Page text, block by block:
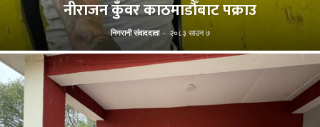
नीराजन कुँवर काठमाडौँबाट पक्राउ
निगरानी संवाददाता - २०८३ साउन ७